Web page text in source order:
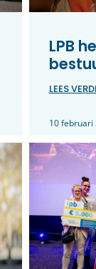
LPB
LEES
10 februari